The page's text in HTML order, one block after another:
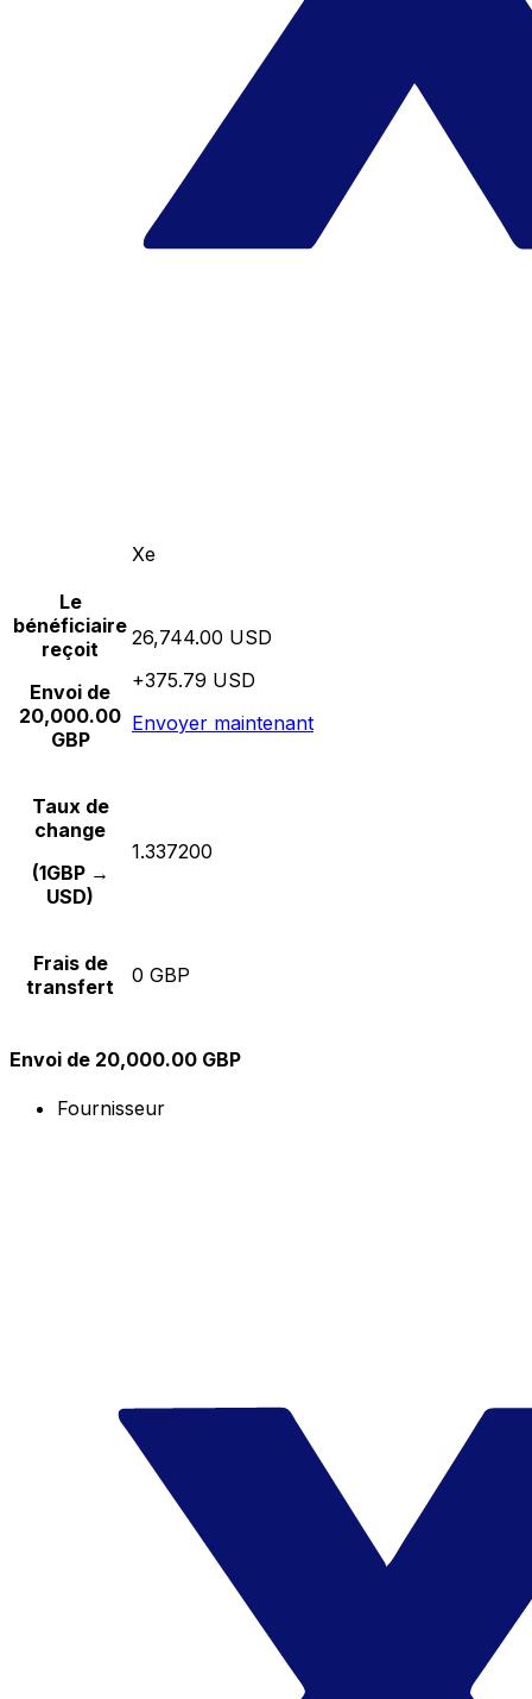
Xe
Le
bénéficiaire
reçoit
Envoi de
20,000.00
GBP
26,744.00 USD
+375.79 USD
Envoyer maintenant
Taux de
change
(1GBP →
USD)
1.337200
Frais de
transfert
0 GBP
Envoi de 20,000.00 GBP
Fournisseur